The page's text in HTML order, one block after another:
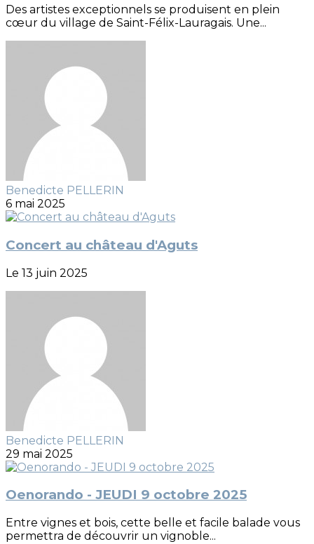
Des artistes exceptionnels se produisent en plein
cœur du village de Saint-Félix-Lauragais. Une...
Benedicte PELLERIN
6 mai 2025
Concert au château d'Aguts
Le 13 juin 2025
Benedicte PELLERIN
29 mai 2025
Oenorando - JEUDI 9 octobre 2025
Entre vignes et bois, cette belle et facile balade vous
permettra de découvrir un vignoble...